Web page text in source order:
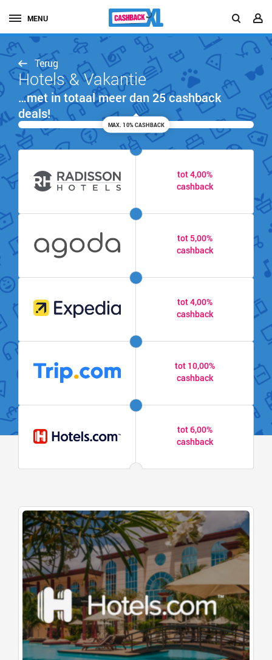
MENU
Terug
Hotels & Vakantie
…met in totaal meer dan 25 cashback
deals!
MAX. 10% CASHBACK
tot 4,00%
cashback
tot 5,00%
cashback
tot 4,00%
cashback
tot 10,00%
cashback
tot 6,00%
cashback